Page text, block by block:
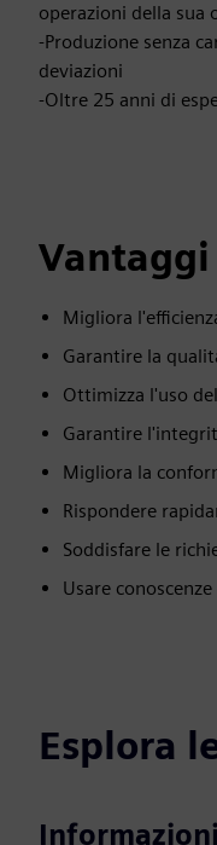
operazioni della sua
-Produzione senza
deviazioni
-Oltre 25 anni di
Vantaggi
Migliora
Garantire la
Ottimizza l'uso
Garantire
Migliora la
Rispondere
Soddisfare le
Usare
Esplora